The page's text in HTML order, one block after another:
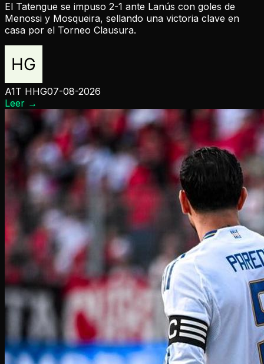
El Tatengue se impuso 2-1 ante Lanús con goles de
Menossi y Mosqueira, sellando una victoria clave en
casa por el Torneo Clausura.
A1T HHG07-08-2026
Leer →